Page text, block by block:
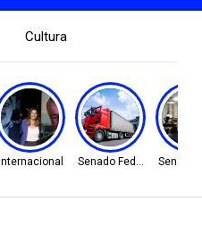
Cultura
Internacional Senado Federal Senado